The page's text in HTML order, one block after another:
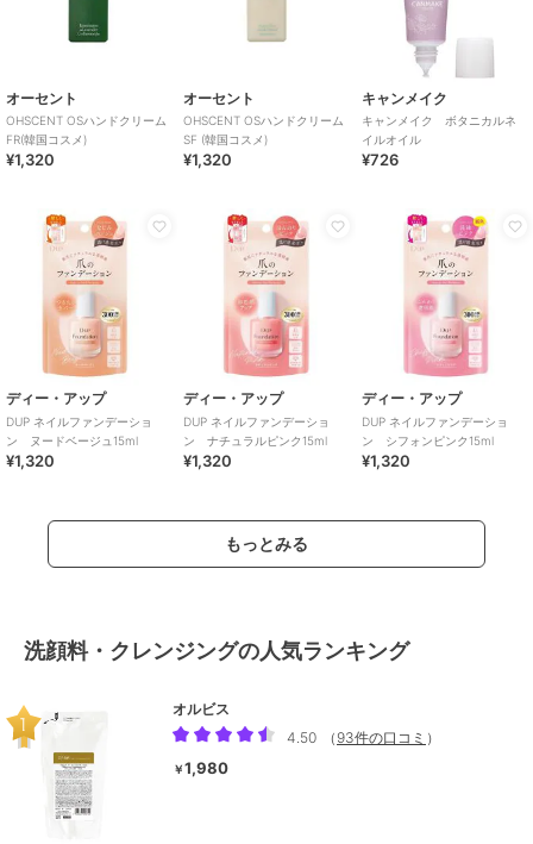
オーセント
OHSCENT OSハンドクリーム
FR(韓国コスメ)
¥1,320
オーセント
OHSCENT OSハンドクリーム
SF (韓国コスメ)
¥1,320
キャンメイク
キャンメイク ボタニカルネ
イルオイル
¥726
ディー・アップ
DUP ネイルファンデーショ
ン ヌードベージュ15ml
¥1,320
ディー・アップ
DUP ネイルファンデーショ
ン ナチュラルピンク15ml
¥1,320
ディー・アップ
DUP ネイルファンデーショ
ン シフォンピンク15ml
¥1,320
もっとみる
洗顔料・クレンジングの人気ランキング
オルビス
4.50
（ 93件の口コミ ）
￥1,980